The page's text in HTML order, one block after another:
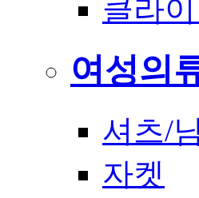
클라
여성의
셔츠/
자켓